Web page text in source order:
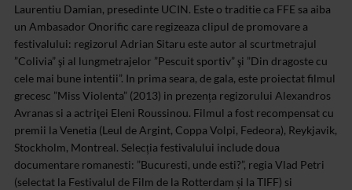
Laurentiu Damian, presedinte UCIN. Este o traditie ca FFE sa aiba
un Ambasador Onorific care regizeaza clipul de promovare a
festivalului: regizorul Adrian Sitaru este autor al scurtmetrajul
”Colivia” şi al lungmetrajelor ”Pescuit sportiv” şi ”Din dragoste cu
cele mai bune intentii”. In prima seara, de gala, este proiectat filmul
grecesc ”Miss Violenta” (2013) in prezența regizorului Alexandros
Avranas si a actriţei Eleni Roussinou. Filmul a fost recompensat cu
premii la Venetia (Leul de Argint, Coppa Volpi, Fedeora), Reykjavik,
Stockholm, Montreal. Selecția festivalului include doua
documentare romanesti: ”Bucuresti, unde esti?”, regia Vlad Petri
(selectat la Festivalul de Film de la Rotterdam și la TIFF) si